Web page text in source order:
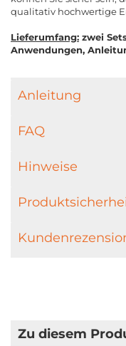
qualitativ hochwertige
Lieferumfang: zwei
Anwendungen,
Anleitung
FAQ
Hinweise
Zu diesem